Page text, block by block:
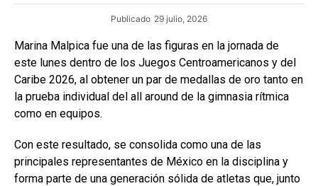
Publicado 29 julio, 2026
Marina Malpica fue una de las figuras en la jornada de
este lunes dentro de los Juegos Centroamericanos y del
Caribe 2026, al obtener un par de medallas de oro tanto en
la prueba individual del all around de la gimnasia rítmica
como en equipos.
Con este resultado, se consolida como una de las
principales representantes de México en la disciplina y
forma parte de una generación sólida de atletas que, junto